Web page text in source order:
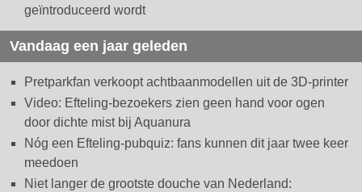
geïntroduceerd wordt
Vandaag een jaar geleden
Pretparkfan verkoopt achtbaanmodellen uit de 3D-printer
Video: Efteling-bezoekers zien geen hand voor ogen
door dichte mist bij Aquanura
Nóg een Efteling-pubquiz: fans kunnen dit jaar twee keer
meedoen
Niet langer de grootste douche van Nederland: